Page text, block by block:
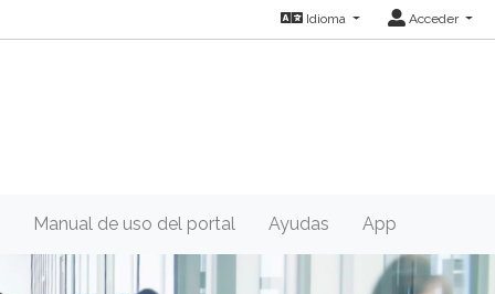
Idioma Acceder
Manual de uso del portal Ayudas App